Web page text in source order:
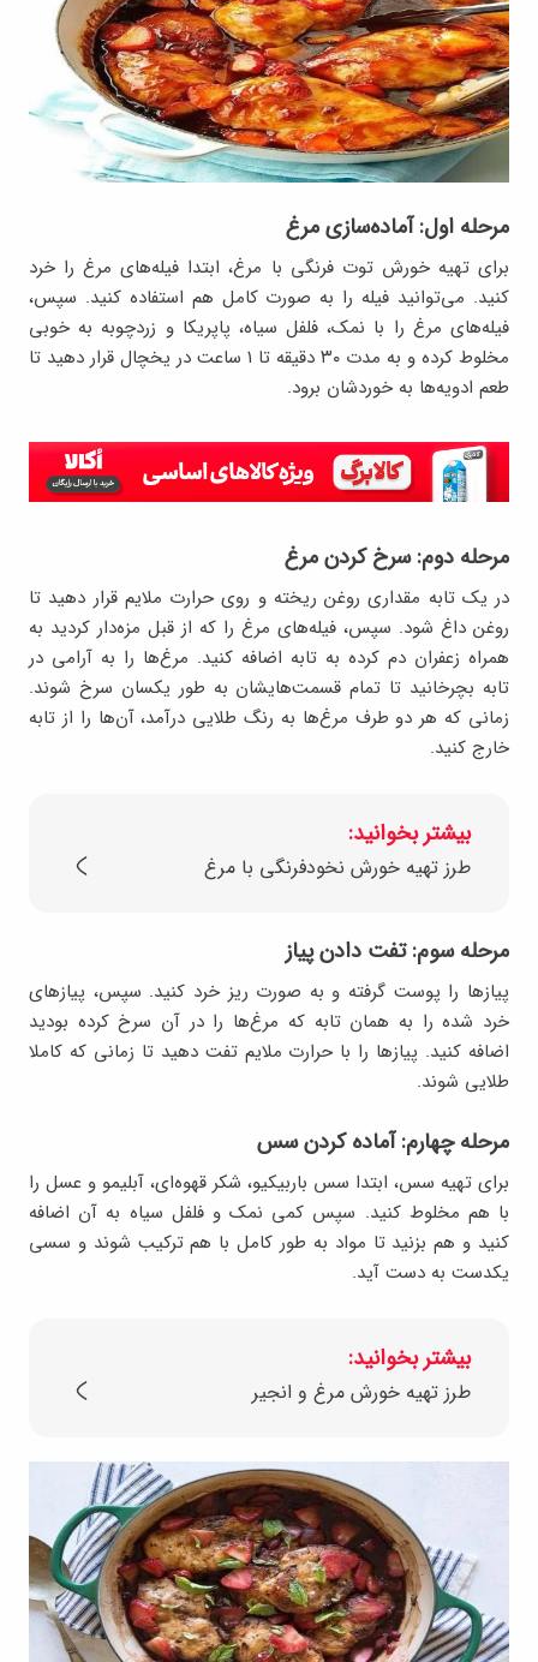
مرحله اول: آماده‌سازی مرغ
برای تهیه خورش توت فرنگی با مرغ، ابتدا فیله‌های مرغ را خرد
کنید. می‌توانید فیله را به صورت کامل هم استفاده کنید. سپس،
فیله‌های مرغ را با نمک، فلفل سیاه، پاپریکا و زردچوبه به خوبی
مخلوط کرده و به مدت ۳۰ دقیقه تا ۱ ساعت در یخچال قرار دهید تا
طعم ادویه‌ها به خوردشان برود.
مرحله دوم: سرخ کردن مرغ
در یک تابه مقداری روغن ریخته و روی حرارت ملایم قرار دهید تا
روغن داغ شود. سپس، فیله‌های مرغ را که از قبل مزه‌دار کردید به
همراه زعفران دم کرده به تابه اضافه کنید. مرغ‌ها را به آرامی در
تابه بچرخانید تا تمام قسمت‌هایشان به طور یکسان سرخ شوند.
زمانی که هر دو طرف مرغ‌ها به رنگ طلایی درآمد، آن‌ها را از تابه
خارج کنید.
بیشتر بخوانید:
طرز تهیه خورش نخودفرنگی با مرغ
مرحله سوم: تفت دادن پیاز
پیازها را پوست گرفته و به صورت ریز خرد کنید. سپس، پیازهای
خرد شده را به همان تابه که مرغ‌ها را در آن سرخ کرده بودید
اضافه کنید. پیازها را با حرارت ملایم تفت دهید تا زمانی که کاملا
طلایی شوند.
مرحله چهارم: آماده کردن سس
برای تهیه سس، ابتدا سس باربیکیو، شکر قهوه‌ای، آبلیمو و عسل را
با هم مخلوط کنید. سپس کمی نمک و فلفل سیاه به آن اضافه
کنید و هم بزنید تا مواد به طور کامل با هم ترکیب شوند و سسی
یکدست به دست آید.
بیشتر بخوانید:
طرز تهیه خورش مرغ و انجیر